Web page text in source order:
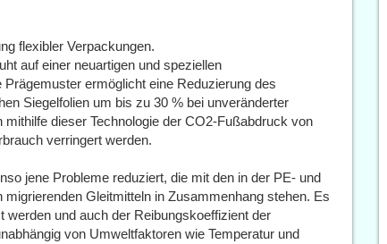
flexibler Verpackungen.
auf einer neuartigen und speziellen
ermöglicht eine Reduzierung des
Siegelfolien um bis zu 30 % bei unveränderter
dieser Technologie der CO2-Fußabdruck von
verringert werden.
jene Probleme reduziert, die mit den in der PE- und
Gleitmitteln in Zusammenhang stehen. Es
werden und auch der Reibungskoeffizient der
von Umweltfaktoren wie Temperatur und